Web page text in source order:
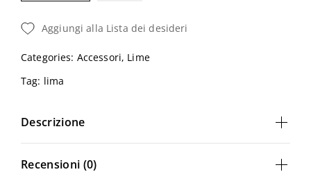
MATTONCINO
BIANCO
-
Quantità
Aggiungi alla Lista dei desideri
Categories: Accessori, Lime
Tag: lima
Descrizione
Recensioni (0)